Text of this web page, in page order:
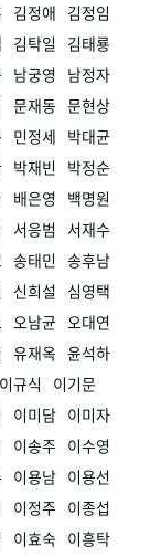
김정애 김정임
김탁일
김태룡
남궁영
남정자
문재동 문현상
민정세 박대균
박재빈
박정순
배은영
백명원
서응범
서재수
송태민 송후남
신희설
심영택
오남균 오대연
유재옥 윤석하
이규식
이기문
이미담 이미자
이송주 이수영
이용남 이용선
이정주 이종섭
이효숙 이흥탁